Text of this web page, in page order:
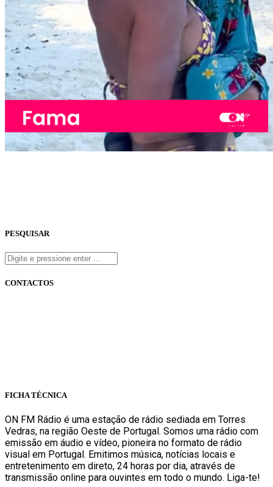
PESQUISAR
CONTACTOS
FICHA TÉCNICA
ON FM Rádio é uma estação de rádio sediada em Torres
Vedras, na região Oeste de Portugal. Somos uma rádio com
emissão em áudio e vídeo, pioneira no formato de rádio
visual em Portugal. Emitimos música, notícias locais e
entretenimento em direto, 24 horas por dia, através de
transmissão online para ouvintes em todo o mundo. Liga-te!